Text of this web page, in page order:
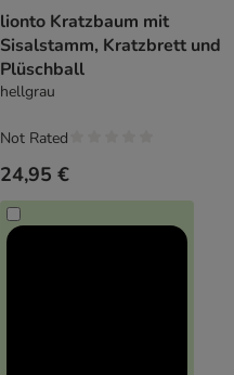
lionto Kratzbaum mit
Sisalstamm, Kratzbrett und
Plüschball
hellgrau
24,95 €
Not Rated